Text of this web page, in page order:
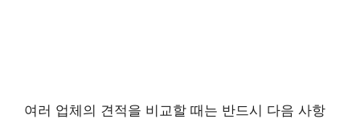
여러 업체의 견적을 비교할 때는 반드시 다음 사항